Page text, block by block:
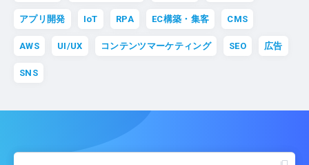
アプリ開発 IoT RPA EC構築・集客 CMS
AWS UI/UX コンテンツマーケティング SEO 広告
SNS